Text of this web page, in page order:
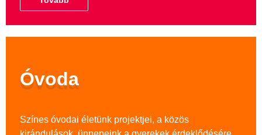
Óvoda
Színes óvodai életünk projektjei, a közös